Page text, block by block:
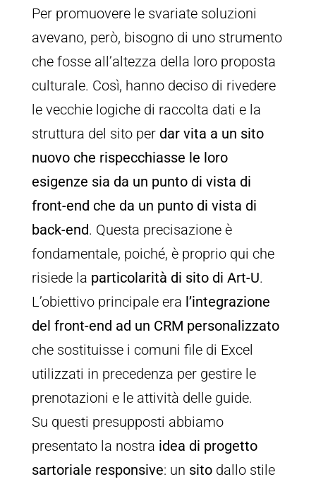
Per promuovere le svariate soluzioni
avevano, però, bisogno di uno strumento
che fosse all’altezza della loro proposta
culturale. Così, hanno deciso di rivedere
le vecchie logiche di raccolta dati e la
struttura del sito per dar vita a un sito
nuovo che rispecchiasse le loro
esigenze sia da un punto di vista di
front-end che da un punto di vista di
back-end. Questa precisazione è
fondamentale, poiché, è proprio qui che
risiede la particolarità di sito di Art-U.
L’obiettivo principale era l’integrazione
del front-end ad un CRM personalizzato
che sostituisse i comuni file di Excel
utilizzati in precedenza per gestire le
prenotazioni e le attività delle guide.
Su questi presupposti abbiamo
presentato la nostra idea di progetto
sartoriale responsive: un sitodallo stile